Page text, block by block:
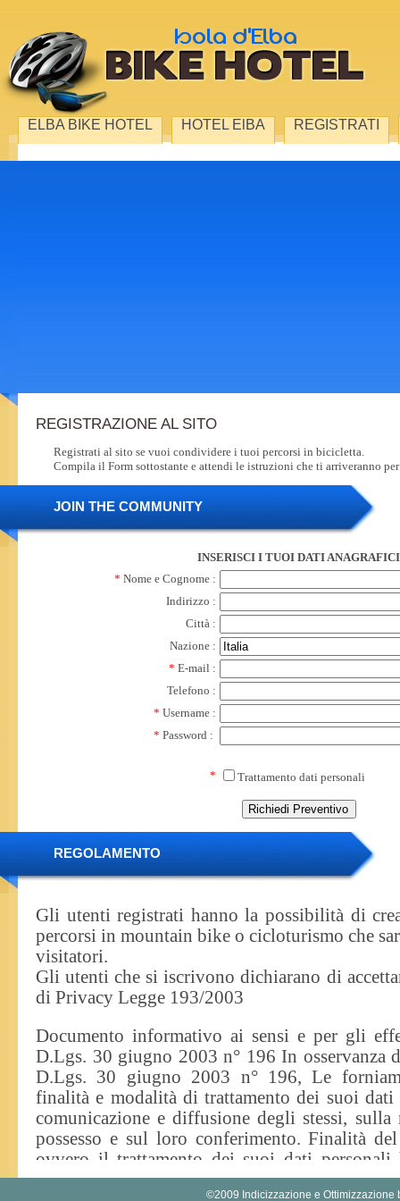
ELBA BIKE HOTEL HOTEL ElBA REGISTRATI
REGISTRAZIONE AL SITO
Registrati al sito se vuoi condividere i tuoi percorsi in bicicletta.
Compila il Form sottostante e attendi le istruzioni che ti arriveranno
JOIN THE COMMUNITY
INSERISCI I TUOI DATI ANAGRAFICI
* Nome e Cognome :
Indirizzo :
Città :
Nazione :
* E-mail :
Telefono :
* Username :
* Password :
* Trattamento dati personali
REGOLAMENTO
Gli utenti registrati hanno la possibilità di
percorsi in mountain bike o cicloturismo che
visitatori.
Gli utenti che si iscrivono dichiarano di
di Privacy Legge 193/2003
Documento informativo ai sensi e per gli
D.Lgs. 30 giugno 2003 n° 196 In osservanza
D.Lgs. 30 giugno 2003 n° 196, Le
finalità e modalità di trattamento dei suoi dati
comunicazione e diffusione degli stessi,
possesso e sul loro conferimento. Finalità
ovvero il trattamento dei suoi dati
inviare la Newsletter Borghitoscani e
©2009 Indicizzazione e Ottimizzazione